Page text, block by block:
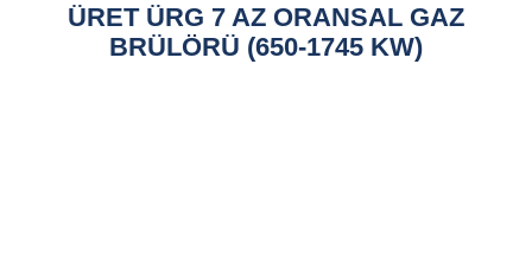
ÜRET ÜRG 7 AZ ORANSAL GAZ
BRÜLÖRÜ (650-1745 KW)